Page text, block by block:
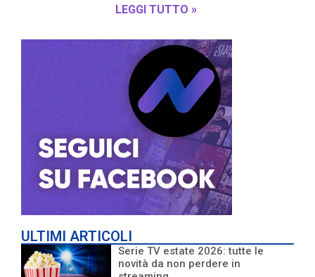
LEGGI TUTTO »
ULTIMI ARTICOLI
Serie TV estate 2026: tutte le
novità da non perdere in